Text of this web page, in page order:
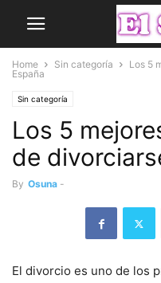
Home Sin categoría
Los 5
España
Sin categoría
Los 5
de
By Osuna -
El divorcio es uno de los